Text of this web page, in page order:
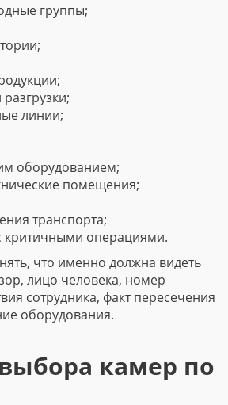
группы;
линии;
оборудованием;
помещения;
транспорта;
критичными операциями.
что именно должна видеть
лицо человека, номер
сотрудника, факт пересечения
оборудования.
камер по